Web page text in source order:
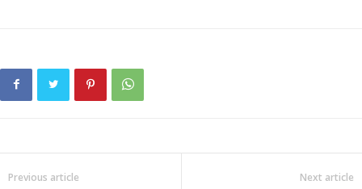
Previous article Next article